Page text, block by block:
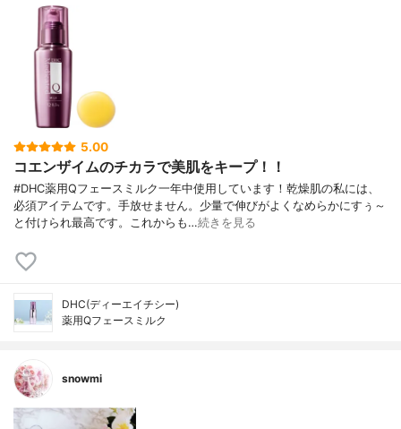
5.00
コエンザイムのチカラで美肌をキープ！！
#DHC薬用Qフェースミルク一年中使用しています！乾燥肌の私には、
必須アイテムです。手放せません。少量で伸びがよくなめらかにすぅ～
と付けられ最高です。これからも…続きを見る
DHC(ディーエイチシー)
薬用Qフェースミルク
snowmi